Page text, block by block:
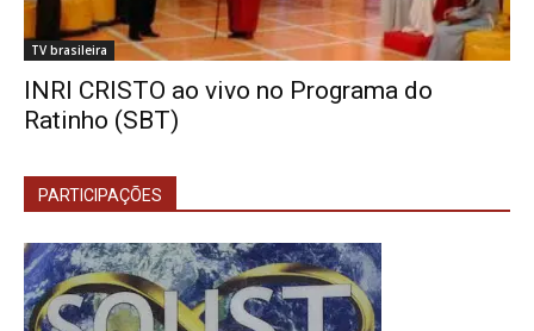
TV brasileira
INRI CRISTO ao vivo no Programa do
Ratinho (SBT)
PARTICIPAÇÕES